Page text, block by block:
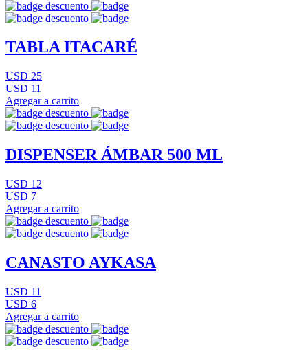
TABLA ITACARÉ
USD 25
USD 11
Agregar a carrito
DISPENSER ÁMBAR 500 ML
USD 12
USD 7
Agregar a carrito
CANASTO AYKASA
USD 11
USD 6
Agregar a carrito